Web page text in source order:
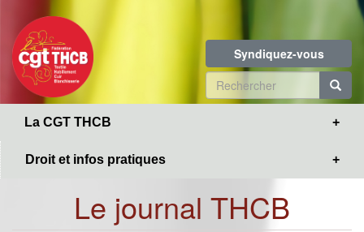
contenu
principal
Syndiquez-vous
Formulaire
de
La CGT THCB
Droit et infos pratiques
Le journal THCB